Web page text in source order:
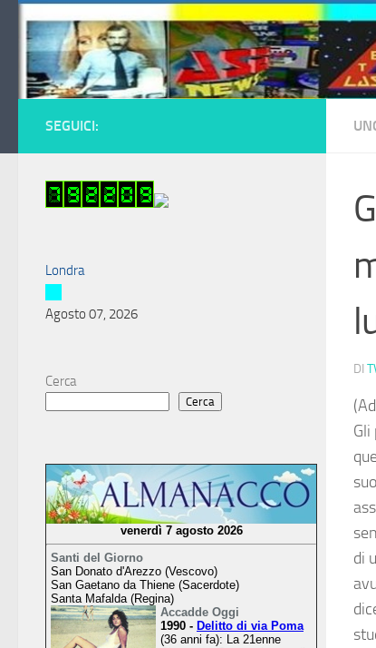
Salta al contenuto
DI
di
SEGUICI:
Londra
Agosto 07, 2026
Cerca
Cerca